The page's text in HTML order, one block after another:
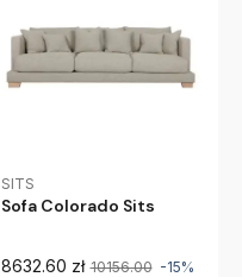
SITS
Sofa Colorado Sits
8632.60 zł 10156.00 -15%